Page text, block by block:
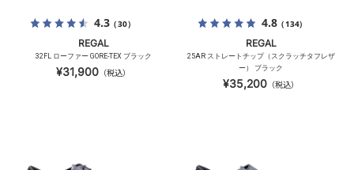
4.3（30）
REGAL
32FL ローファー GORE-TEX ブラック
¥31,900 （税込）
4.8（134）
REGAL
25AR ストレートチップ（スクラッチタフレザ
ー） ブラック
¥35,200 （税込）